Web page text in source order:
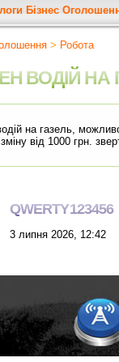
Бізнес
> Робота
ВОДІЙ НА
на газель,
від 1000 грн.
QWERTY123456
3 липня 2026, 12:42